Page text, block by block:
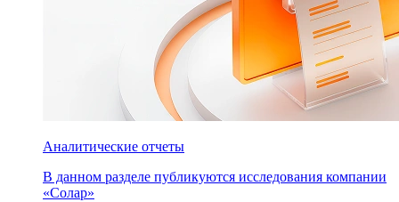
Аналитические отчеты
В данном разделе публикуются исследования компании
«Солар»